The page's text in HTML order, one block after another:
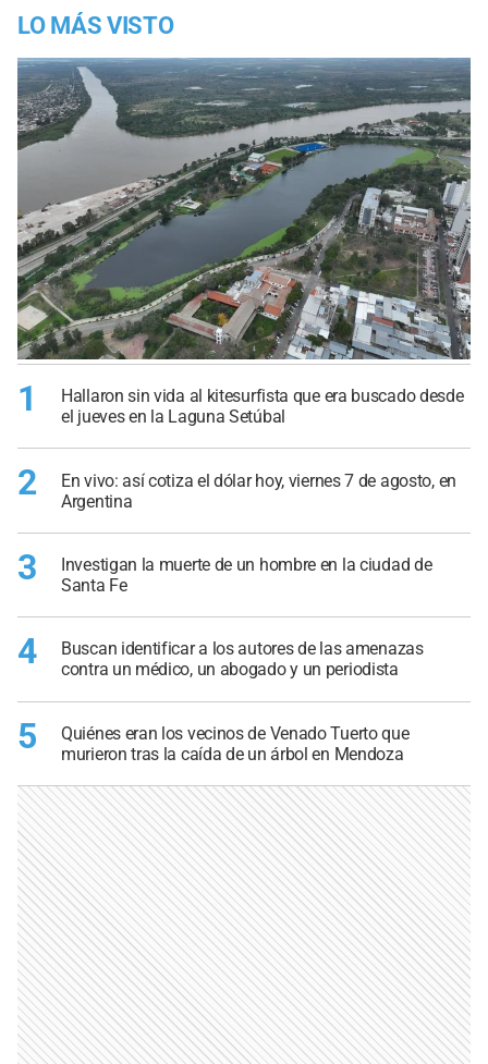
LO MÁS VISTO
1
Hallaron sin vida al kitesurfista que era buscado desde
el jueves en la Laguna Setúbal
2
En vivo: así cotiza el dólar hoy, viernes 7 de agosto, en
Argentina
3
Investigan la muerte de un hombre en la ciudad de
Santa Fe
4
Buscan identificar a los autores de las amenazas
contra un médico, un abogado y un periodista
5
Quiénes eran los vecinos de Venado Tuerto que
murieron tras la caída de un árbol en Mendoza